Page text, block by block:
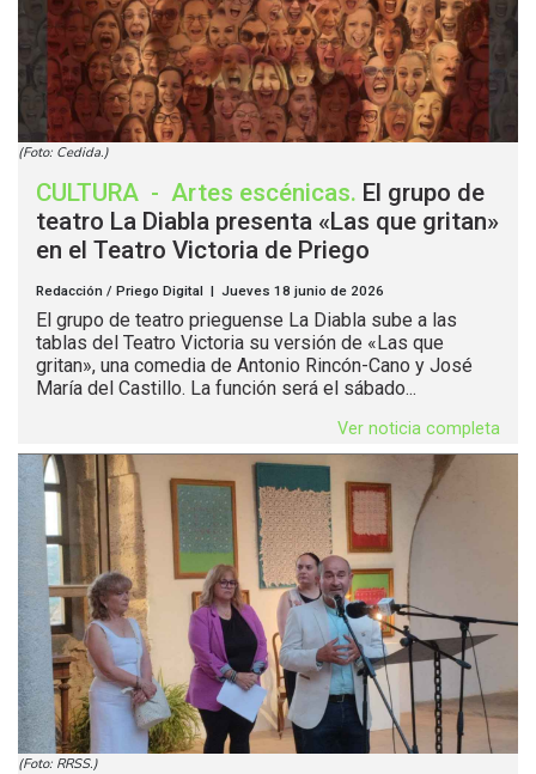
(Foto: Cedida.)
CULTURA - Artes escénicas. El grupo de
teatro La Diabla presenta «Las que gritan»
en el Teatro Victoria de Priego
Redacción / Priego Digital | Jueves 18 junio de 2026
El grupo de teatro prieguense La Diabla sube a las
tablas del Teatro Victoria su versión de «Las que
gritan», una comedia de Antonio Rincón-Cano y José
María del Castillo. La función será el sábado...
Ver noticia completa
(Foto: RRSS.)